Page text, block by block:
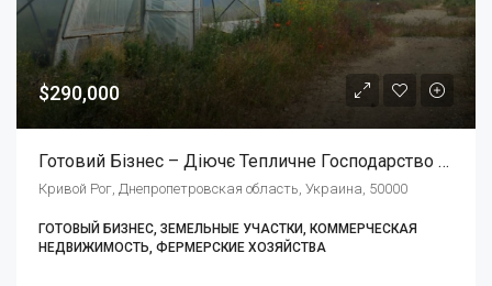
$290,000
Готовий Бізнес – Діючє Тепличне Господарство 10 Га.
Кривой Рог, Днепропетровская область, Украина, 50000
ГОТОВЫЙ БИЗНЕС, ЗЕМЕЛЬНЫЕ УЧАСТКИ, КОММЕРЧЕСКАЯ
НЕДВИЖИМОСТЬ, ФЕРМЕРСКИЕ ХОЗЯЙСТВА